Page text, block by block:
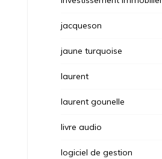
jacqueson
jaune turquoise
laurent
laurent gounelle
livre audio
logiciel de gestion